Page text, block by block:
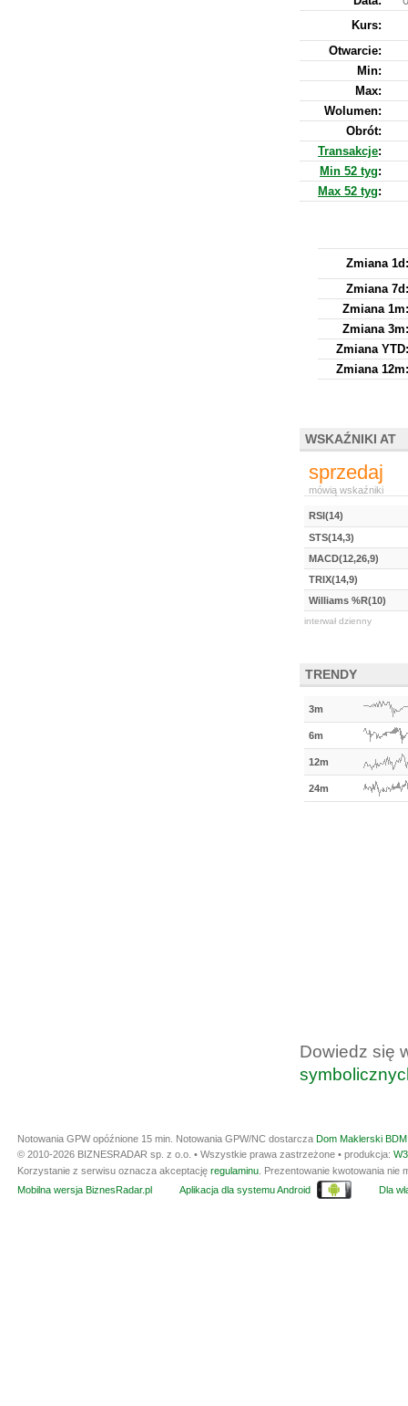
Kurs:
Otwarcie:
Min:
Max:
Wolumen:
Obrót:
Transakcje:
Min 52 tyg:
Max 52 tyg:
Zmiana 1d:
Zmiana 7d:
Zmiana 1m:
Zmiana 3m:
Zmiana YTD:
Zmiana 12m:
WSKAŹNIKI AT
sprzedaj
mówią wskaźniki
RSI(14)
STS(14,3)
MACD(12,26,9)
TRIX(14,9)
Williams %R(10)
interwał dzienny
TRENDY
3m
6m
12m
24m
Dowiedz się
Notowania GPW opóźnione 15 min. Notowania GPW/NC dostarcza Dom Maklerski
© 2010-2026 BIZNESRADAR sp. z o.o. • Wszystkie prawa zastrzeżone • produkcja:
Korzystanie z serwisu oznacza akceptację regulaminu . Prezentowanie kwotowania
Mobilna wersja BiznesRadar.pl
Aplikacja dla systemu Android Dla